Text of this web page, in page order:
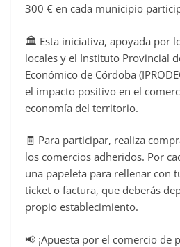
300 € en cada municipio
🏛️ Esta iniciativa, apoyada por
locales y el Instituto Provincial
Económico de Córdoba
el impacto positivo en el
economía del territorio.
🧾 Para participar, realiza
los comercios adheridos. Por
una papeleta para rellenar con
ticket o factura, que deberás
propio establecimiento.
📢 ¡Apuesta por el comercio